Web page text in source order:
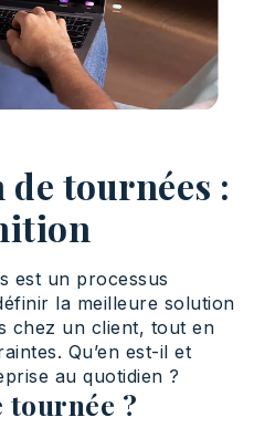
tournées :
est un processus
la meilleure solution
chez un client, tout en
Qu’en est-il et
au quotidien ?
tournée ?